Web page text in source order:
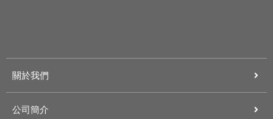
關於我們
公司簡介